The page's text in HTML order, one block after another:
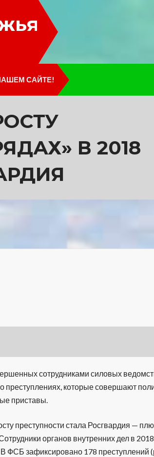
САЙТЕ!
В 2018
сотрудниками силовых
преступлениях, которые совершают
приставы.
преступности стала Росгвардия —
органов внутренних дел в
ФСБ зафиксировано 178 преступлений